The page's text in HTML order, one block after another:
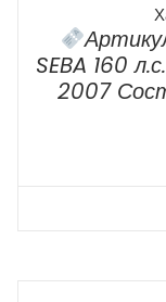
SEBA 160
2007